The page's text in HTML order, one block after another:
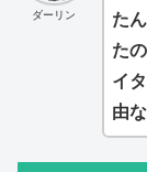
ダーリン
た
た
イ
由